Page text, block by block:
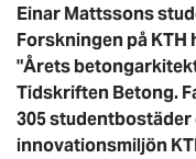
Einar Mattssons
Forskningen på
"Årets
Tidskriften Betong.
305
innovationsmiljön